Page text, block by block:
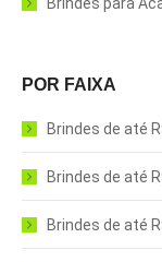
POR FAIXA
Brindes de até
Brindes de até
Brindes de até